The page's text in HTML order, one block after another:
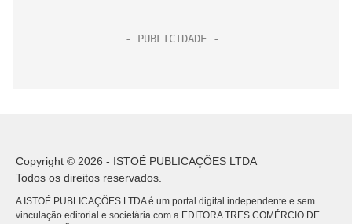
Copyright © 2026 - ISTOÉ PUBLICAÇÕES LTDA
Todos os direitos reservados.
A ISTOÉ PUBLICAÇÕES LTDA é um portal digital independente e sem
vinculação editorial e societária com a EDITORA TRES COMÉRCIO DE